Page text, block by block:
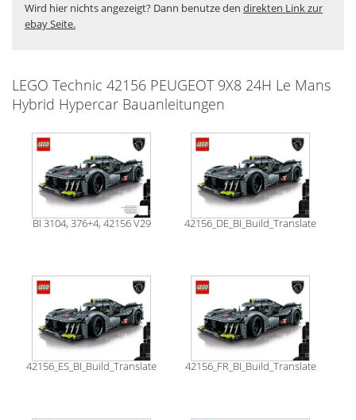
Wird hier nichts angezeigt? Dann benutze den direkten Link zur
ebay Seite.
LEGO Technic 42156 PEUGEOT 9X8 24H Le Mans
Hybrid Hypercar Bauanleitungen
BI 3104, 376+4, 42156 V29 42156_DE_BI_Build_Translate
42156_ES_BI_Build_Translate 42156_FR_BI_Build_Translate